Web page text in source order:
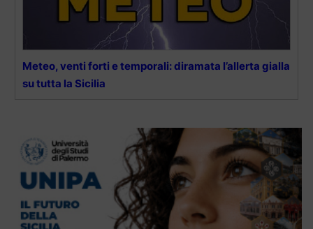
Meteo, venti forti e temporali: diramata l’allerta gialla
su tutta la Sicilia